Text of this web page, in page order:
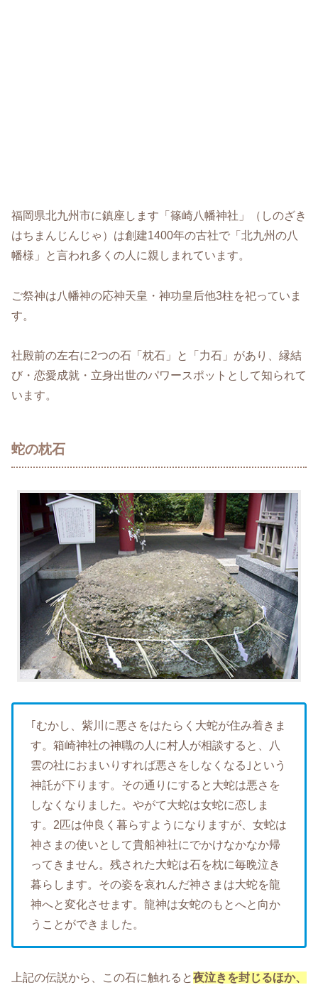
福岡県北九州市に鎮座します「篠崎八幡神社」（しのざき
はちまんじんじゃ）は創建1400年の古社で「北九州の八
幡様」と言われ多くの人に親しまれています。
ご祭神は八幡神の応神天皇・神功皇后他3柱を祀っていま
す。
社殿前の左右に2つの石「枕石」と「力石」があり、縁結
び・恋愛成就・立身出世のパワースポットとして知られて
います。
蛇の枕石
｢むかし、紫川に悪さをはたらく大蛇が住み着きま
す。箱崎神社の神職の人に村人が相談すると、八
雲の社におまいりすれば悪さをしなくなる｣という
神託が下ります。その通りにすると大蛇は悪さを
しなくなりました。やがて大蛇は女蛇に恋しま
す。2匹は仲良く暮らすようになりますが、女蛇は
神さまの使いとして貴船神社にでかけなかなか帰
ってきません。残された大蛇は石を枕に毎晩泣き
暮らします。その姿を哀れんだ神さまは大蛇を龍
神へと変化させます。龍神は女蛇のもとへと向か
うことができました。
上記の伝説から、この石に触れると夜泣きを封じるほか、